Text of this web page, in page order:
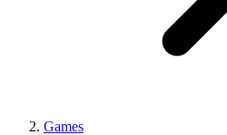
Games